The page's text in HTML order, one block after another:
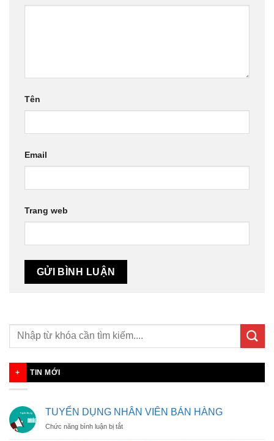
Tên
Email
Trang web
TIN MỚI
TUYỂN DỤNG NHÂN VIÊN BÁN HÀNG
Chức năng bình luận bị tắtở